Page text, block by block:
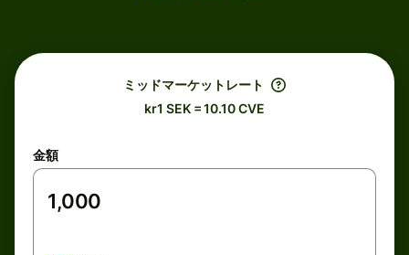
ミッドマーケットレート
kr1 SEK = 10.10 CVE
金額